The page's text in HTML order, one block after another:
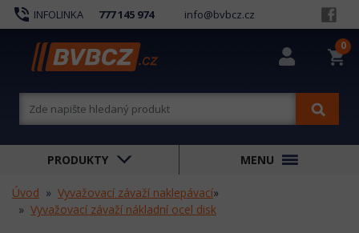
phone_in_talk INFOLINKA 777 145 974 info@bvbcz.cz
shopping_cart
0
PRODUKTY MENU
Úvod Vyvažovací závaží naklepávací»
Vyvažovací závaží nákladní ocel disk